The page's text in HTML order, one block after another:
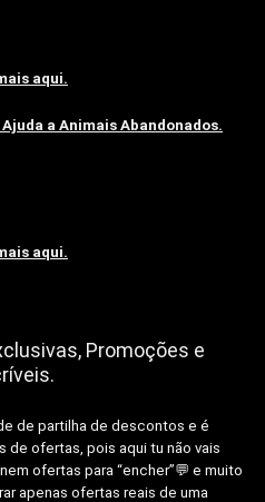
aqui.
a Animais Abandonados.
aqui.
Promoções e
de partilha de descontos e é
ofertas, pois aqui tu não vais
ofertas para “encher”💬 e muito
apenas ofertas reais de uma